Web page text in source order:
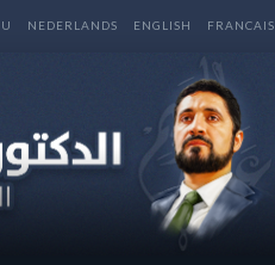
FRANCAIS
ENGLISH
NEDERLANDS